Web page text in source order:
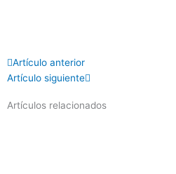
Prev
Artículo anterior
Artículo siguiente
Artículos relacionados